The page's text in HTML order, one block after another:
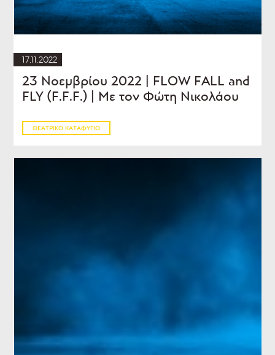
17.11.2022
23 Νοεμβρίου 2022 | FLOW FALL and
FLY (F.F.F.) | Με τον Φώτη Νικολάου
ΘΕΑΤΡΙΚΌ ΚΑΤΑΦΎΓΙΟ